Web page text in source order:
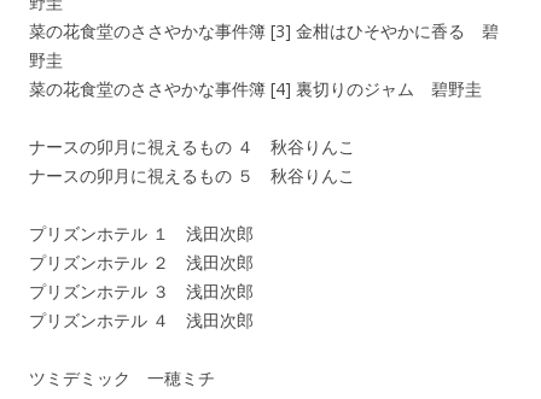
菜の花食堂のささやかな事件簿 [3] 金柑はひそやかに香る 碧
野圭
菜の花食堂のささやかな事件簿 [4] 裏切りのジャム 碧野圭
ナースの卯月に視えるもの ４ 秋谷りんこ
ナースの卯月に視えるもの ５ 秋谷りんこ
プリズンホテル １ 浅田次郎
プリズンホテル ２ 浅田次郎
プリズンホテル ３ 浅田次郎
プリズンホテル ４ 浅田次郎
ツミデミック 一穂ミチ